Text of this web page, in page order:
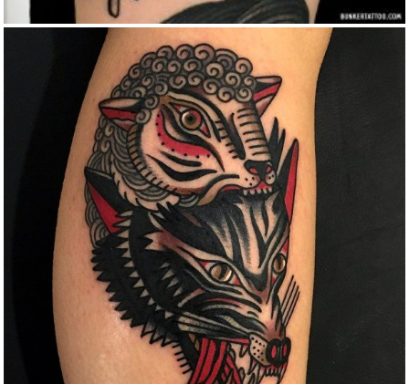
WOLF IN SHEEP CLOTHING BY BOBEUS
Color Traditional